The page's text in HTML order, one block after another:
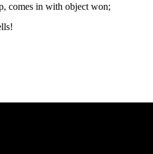
comes in with object won;